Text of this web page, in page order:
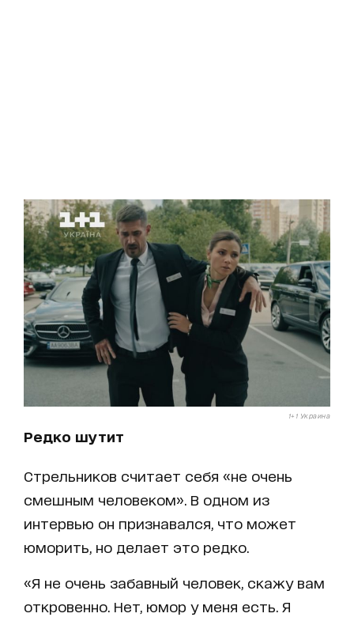
1+1 Украина
Редко шутит
Стрельников считает себя «не очень
смешным человеком». В одном из
интервью он признавался, что может
юморить, но делает это редко.
«Я не очень забавный человек, скажу вам
откровенно. Нет, юмор у меня есть. Я